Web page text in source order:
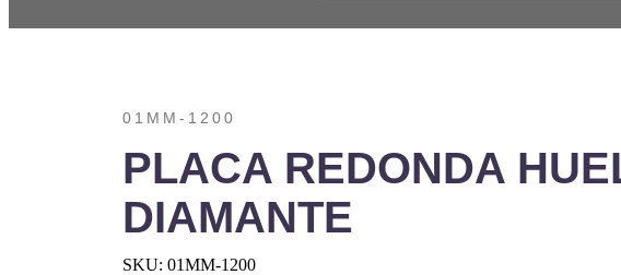
01MM-1200
PLACA REDONDA
DIAMANTE
SKU: 01MM-1200